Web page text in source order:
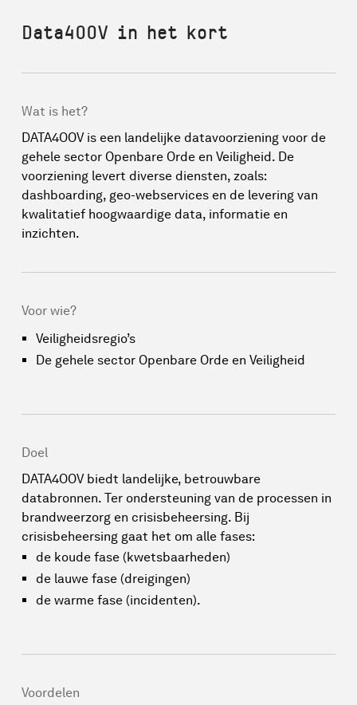
Data4OOV in het kort
Wat is het?
DATA4OOV is een landelijke datavoorziening voor de
gehele sector Openbare Orde en Veiligheid. De
voorziening levert diverse diensten, zoals:
dashboarding, geo-webservices en de levering van
kwalitatief hoogwaardige data, informatie en
inzichten.
Voor wie?
Veiligheidsregio’s
De gehele sector Openbare Orde en Veiligheid
Doel
DATA4OOV biedt landelijke, betrouwbare
databronnen. Ter ondersteuning van de processen in
brandweerzorg en crisisbeheersing. Bij
crisisbeheersing gaat het om alle fases:
de koude fase (kwetsbaarheden)
de lauwe fase (dreigingen)
de warme fase (incidenten).
Voordelen